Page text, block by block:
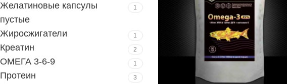
Желатиновые капсулы
пустые
1
Жиросжигатели 1
Креатин 2
ОМЕГА 3-6-9 1
Протеин 3